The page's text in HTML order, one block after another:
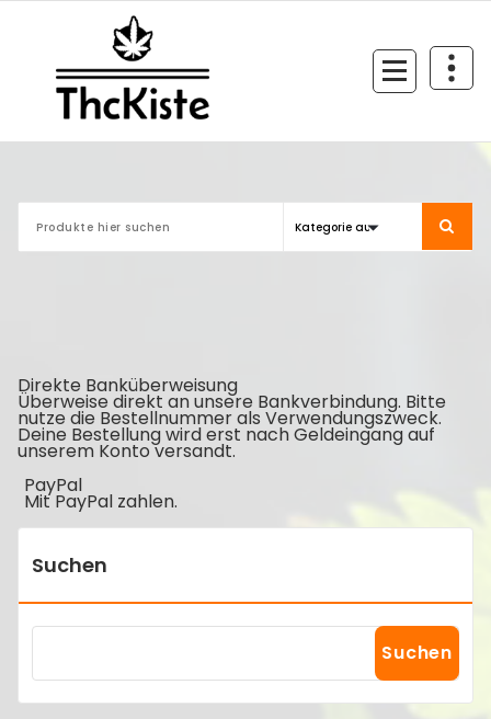
springen
Direkte Banküberweisung
Überweise direkt an unsere Bankverbindung. Bitte
nutze die Bestellnummer als Verwendungszweck.
Deine Bestellung wird erst nach Geldeingang auf
unserem Konto versandt.
PayPal
Mit PayPal zahlen.
Suchen
Suchen